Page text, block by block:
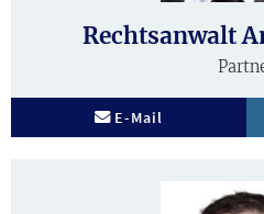
Rechtsanwalt
E-Mail